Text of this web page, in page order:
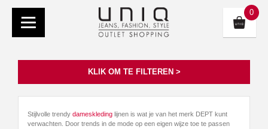
0
KLIK OM TE FILTEREN >
Stijlvolle trendy dameskleding lijnen is wat je van het merk DEPT kunt
verwachten. Door trends in de mode op een eigen wijze toe te passen